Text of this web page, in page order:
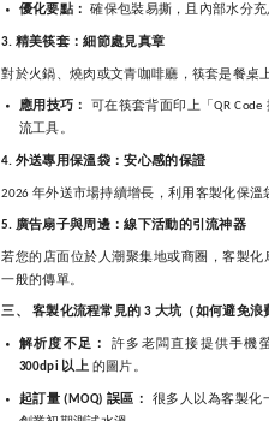
優化要點： 確保包裝易撕，且內部水分充
3. 精美筷套：細節處見真章
對於火鍋、燒肉或文青咖啡廳，筷套是餐桌
應用技巧： 可在筷套背面印上「QR Code
流工具。
4. 外送專用保溫袋：安心感的保證
2026 年外送市場持續增長，利用客製化保溫
5. 廣告扇子與周邊：線下活動的引流神器
若您的店面位於人潮聚集地或商圈，客製
一般的傳單。
三、 客製化流程常見的 3 大坑（如何避免浪
解析度不足： 許多老闆直接提供手機
300dpi 以上 的圖片。
起訂量 (MOQ) 誤區： 很多人以為客製化